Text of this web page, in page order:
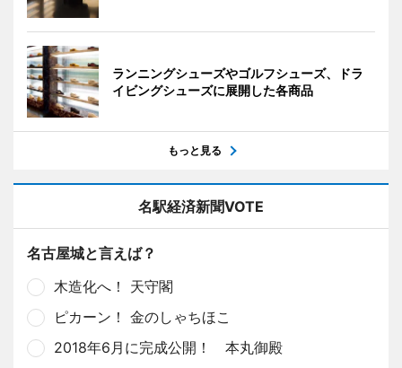
ランニングシューズやゴルフシューズ、ドラ
イビングシューズに展開した各商品
もっと見る
名駅経済新聞VOTE
名古屋城と言えば？
木造化へ！ 天守閣
ピカーン！ 金のしゃちほこ
2018年6月に完成公開！ 本丸御殿